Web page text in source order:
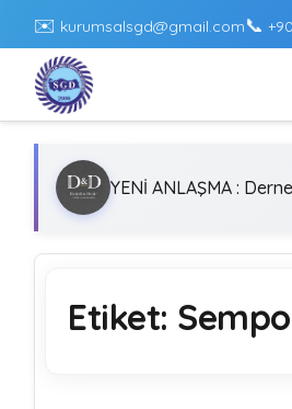
✉️ kurumsalsgd@gmail.com📞
YENİ ANLAŞMA :
Etiket: